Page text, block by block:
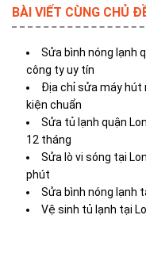
BÀI VIẾT CÙNG CHỦ
Sửa bình nóng lạnh
công ty uy tín
Địa chỉ sửa máy hút
kiện chuẩn
Sửa tủ lạnh quận
12 tháng
Sửa lò vi sóng tại
phút
Sửa bình nóng lạnh
Vệ sinh tủ lạnh tại